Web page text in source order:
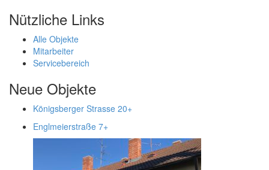
Nützliche Links
Alle Objekte
Mitarbeiter
Servicebereich
Neue Objekte
Königsberger Strasse 20+
Englmeierstraße 7+